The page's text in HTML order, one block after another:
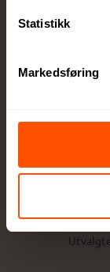
Statistikk
Markedsføring